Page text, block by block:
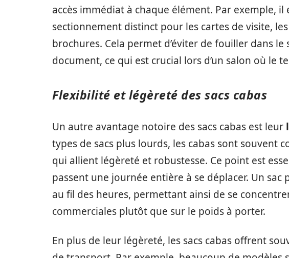
accès immédiat à chaque élément. Par exemple, il
sectionnement distinct pour les cartes de visite,
brochures. Cela permet d’éviter de fouiller dans
document, ce qui est crucial lors d’un salon où le
Flexibilité et légèreté des sacs cabas
Un autre avantage notoire des sacs cabas est leur
types de sacs plus lourds, les cabas sont souvent
qui allient légèreté et robustesse. Ce point est
passent une journée entière à se déplacer. Un
au fil des heures, permettant ainsi de se
commerciales plutôt que sur le poids à porter.
En plus de leur légèreté, les sacs cabas offrent